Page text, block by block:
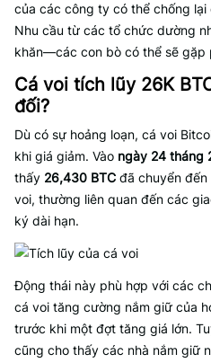
của các công ty có thể chống
Nhu cầu từ các tổ chức dường
khăn—các con bò có thể sẽ gặp
Cá voi tích lũy 26K
đối?
Dù có sự hoảng loạn, cá voi
khi giá giảm. Vào ngày 24 tháng
thấy 26,430 BTC đã chuyển
voi, thường liên quan đến các
ký dài hạn.
Động thái này phù hợp với các
cá voi tăng cường nắm giữ của
trước khi một đợt tăng giá lớn.
cũng cho thấy các nhà nắm giữ